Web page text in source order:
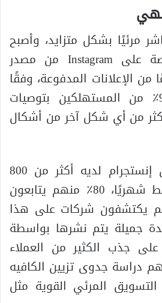
مرئيًا بشكل متزايد، وأصبح
الآن منشور أو قصة على Instagram من مصدر
من الإعلانات المدفوعة، وفقًا
لـ Nielson، يثق 92٪ من المستهلكين بتوصيات
أكثر من أي شكل آخر من أشكال
ودعونا لا ننسى أن إنستجرام لديه أكثر من 800
مليون مستخدم نشط شهريًا، 80٪ منهم يتابعون
و60٪ منهم يكتشفون شركات على هذا
جميلة يتم نشرها بواسطة
جذب الكثير من العملاء
دراسة جدوى تزيين الكافيه
المرئي القوية مثل